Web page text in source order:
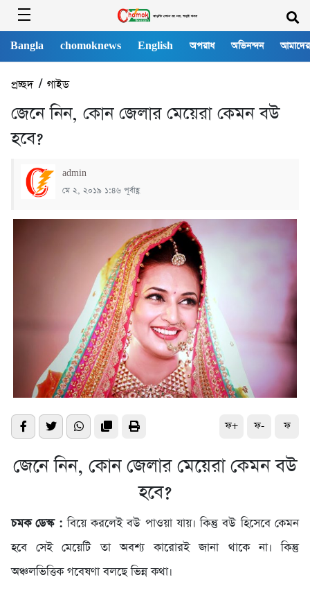
Bangla chomoknews English অপরাধ অভিনন্দন
প্রচ্ছদ/ গাইড
জেনে নিন, কোন জেলার মেয়েরা কেমন বউ
হবে?
admin
মে ২, ২০১৯ ১:৪৬ পূর্বাহ্ণ
ফ+ ফ- ফ
জেনে নিন, কোন জেলার মেয়েরা কেমন বউ
হবে?
চমক ডেস্ক :বিয়ে করলেই বউ পাওয়া যায়। কিন্তু বউ হিসেবে কেমন
হবে সেই মেয়েটি তা অবশ্য কারোরই জানা থাকে না। কিন্তু
অঞ্চলভিত্তিক গবেষণা বলছে ভিন্ন কথা।